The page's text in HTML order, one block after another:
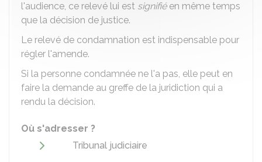
l'audience, ce relevé lui est signifiéen même temps
que la décision de justice.
Le relevé de condamnation est indispensable pour
régler l'amende.
Si la personne condamnée ne l'a pas, elle peut en
faire la demande au greffe de la juridiction qui a
rendu la décision.
Où s'adresser ?
Tribunal judiciaire